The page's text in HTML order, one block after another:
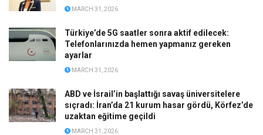
MARCH 31, 2026
Türkiye’de 5G saatler sonra aktif edilecek:
Telefonlarınızda hemen yapmanız gereken
ayarlar
MARCH 31, 2026
ABD ve İsrail’in başlattığı savaş üniversitelere
sıçradı: İran’da 21 kurum hasar gördü, Körfez’de
uzaktan eğitime geçildi
MARCH 31, 2026